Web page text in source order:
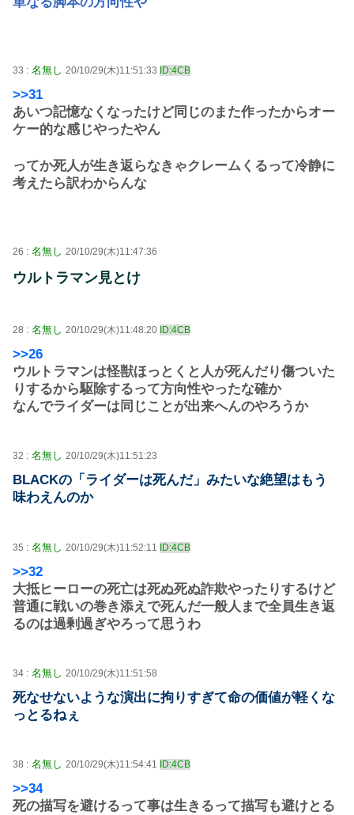
33 : 名無し 20/10/29(木)11:51:33 ID:4CB
>>31
あいつ記憶なくなったけど同じのまた作ったからオー
ケー的な感じやったやん
ってか死人が生き返らなきゃクレームくるって冷静に
考えたら訳わからんな
26 : 名無し 20/10/29(木)11:47:36
ウルトラマン見とけ
28 : 名無し 20/10/29(木)11:48:20 ID:4CB
>>26
ウルトラマンは怪獣ほっとくと人が死んだり傷ついた
りするから駆除するって方向性やったな確か
なんでライダーは同じことが出来へんのやろうか
32 : 名無し 20/10/29(木)11:51:23
BLACKの「ライダーは死んだ」みたいな絶望はもう
味わえんのか
35 : 名無し 20/10/29(木)11:52:11 ID:4CB
>>32
大抵ヒーローの死亡は死ぬ死ぬ詐欺やったりするけど
普通に戦いの巻き添えで死んだ一般人まで全員生き返
るのは過剰過ぎやろって思うわ
34 : 名無し 20/10/29(木)11:51:58
死なせないような演出に拘りすぎて命の価値が軽くな
っとるねぇ
38 : 名無し 20/10/29(木)11:54:41 ID:4CB
>>34
死の描写を避けるって事は生きるって描写も避けとる